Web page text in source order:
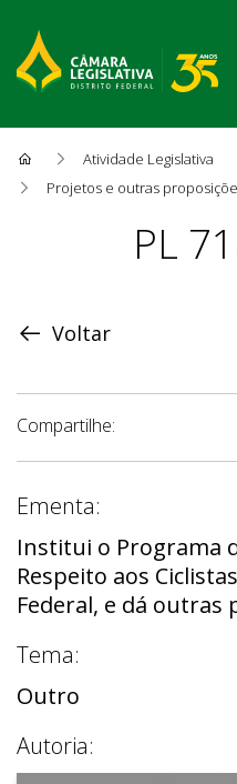
Atividade Legislativa
Projetos e outras
Proposição
PL
Voltar
Compartilhe:
Ementa:
Institui o Programa
Respeito aos
Federal, e dá outras
Tema:
Outro
Autoria: